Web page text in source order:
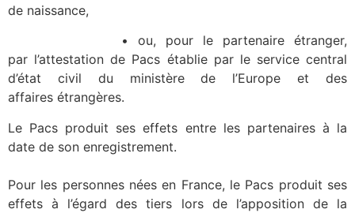
de naissance,
• ou, pour le partenaire étranger,
par l’attestation de Pacs établie par le service central
d’état civil du ministère de l’Europe et des
affaires étrangères.
Le Pacs produit ses effets entre les partenaires à la
date de son enregistrement.
Pour les personnes nées en France, le Pacs produit ses
effets à l’égard des tiers lors de l’apposition de la